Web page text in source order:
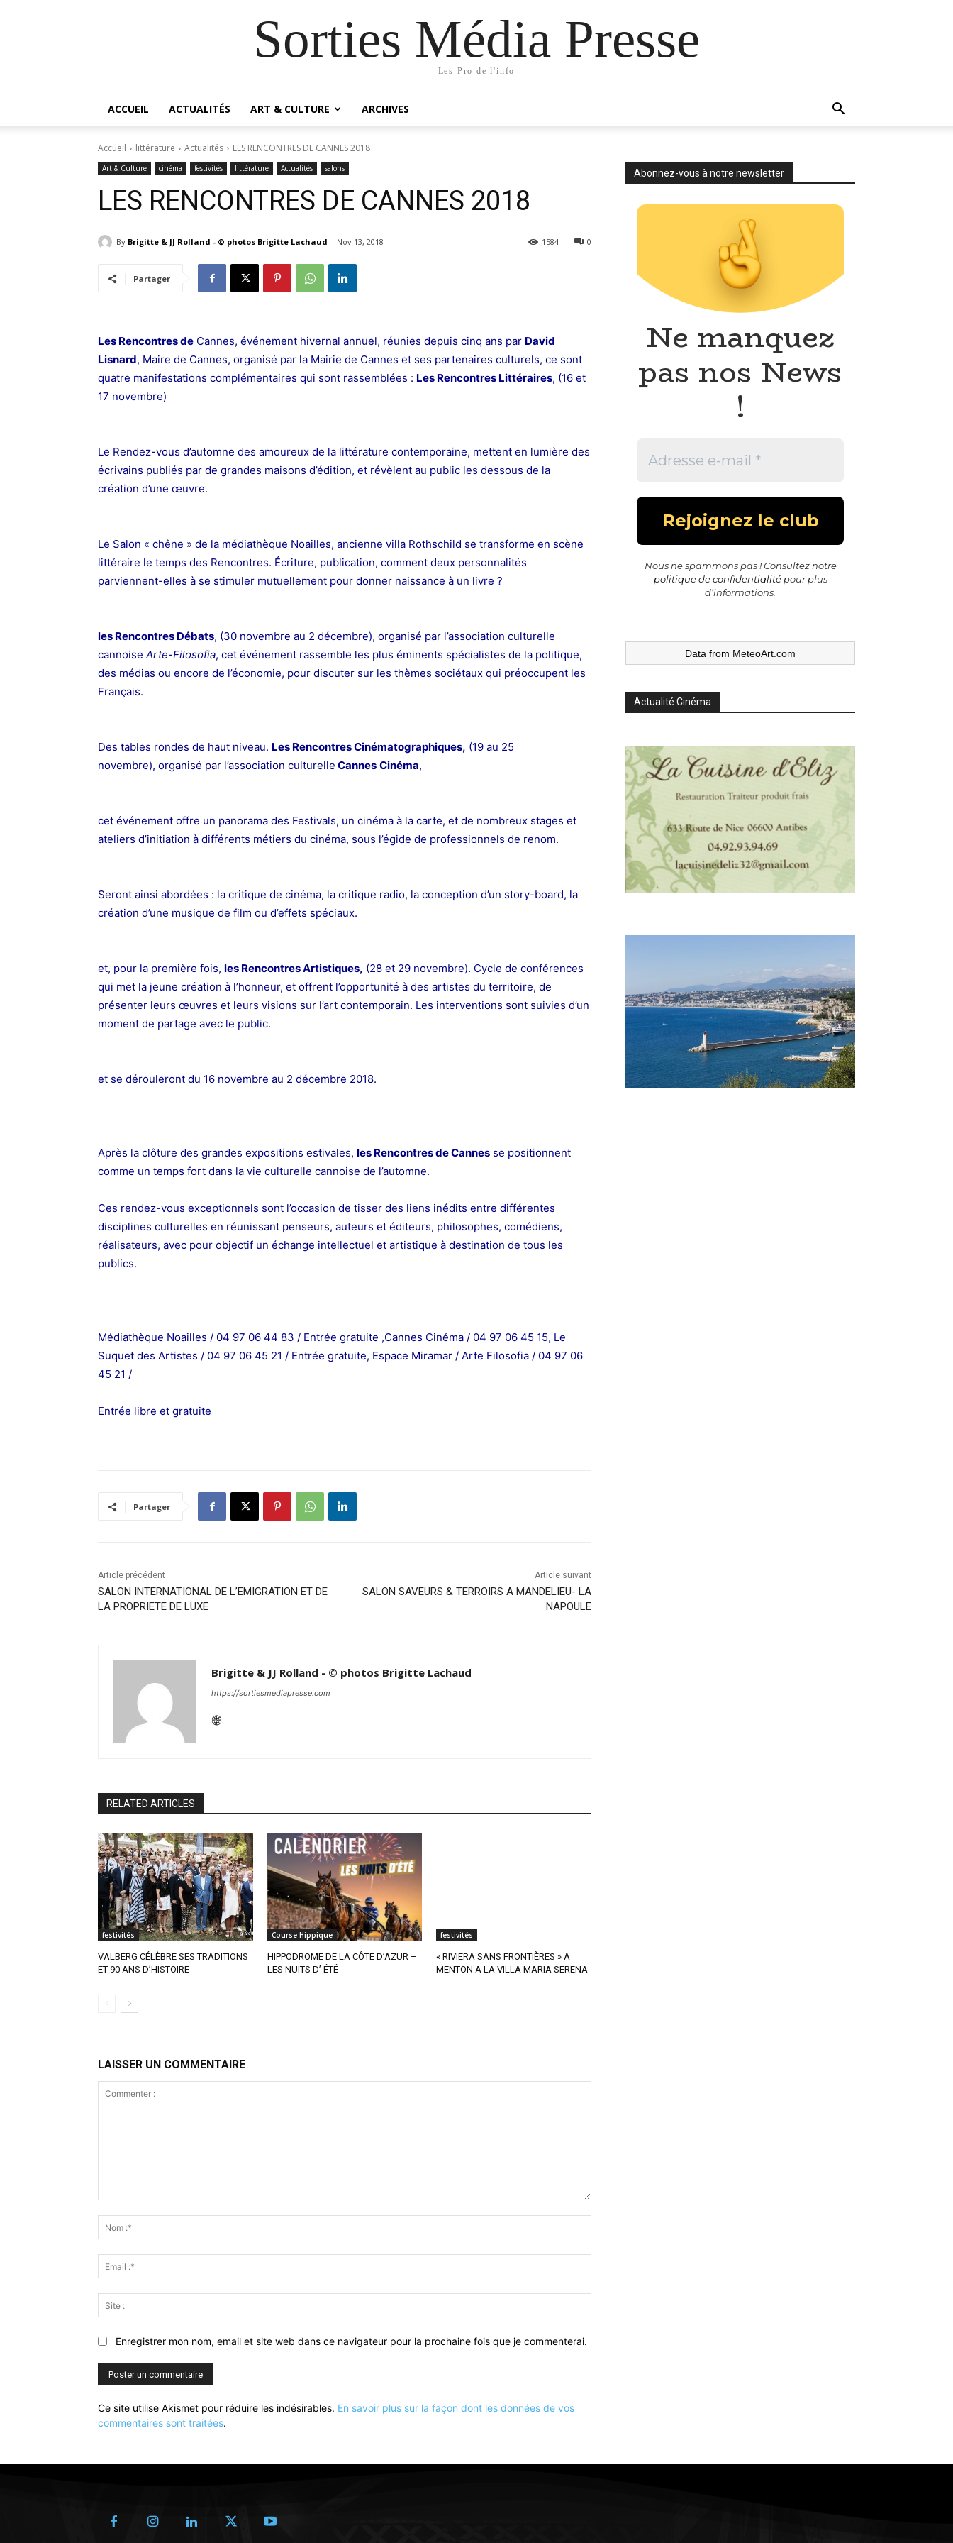
Sorties Média Presse
Les Pro de l'info
ACCUEIL ACTUALITÉS ART & CULTURE ARCHIVES
Accueil littérature Actualités LES RENCONTRES DE CANNES 2018
Art & Culture cinéma festivités littérature Actualités salons
LES RENCONTRES DE CANNES 2018
By Brigitte & JJ Rolland - © photos Brigitte Lachaud Nov 13, 2018 0
1584
Partager
Les Rencontres de Cannes, événement hivernal annuel, réunies depuis cinq ans par David
Lisnard, Maire de Cannes, organisé par la Mairie de Cannes et ses partenaires culturels, ce sont
quatre manifestations complémentaires qui sont rassemblées : Les Rencontres Littéraires, (16 et
17 novembre)
Le Rendez-vous d’automne des amoureux de la littérature contemporaine, mettent en lumière des
écrivains publiés par de grandes maisons d’édition, et révèlent au public les dessous de la
création d’une œuvre.
Le Salon « chêne » de la médiathèque Noailles, ancienne villa Rothschild se transforme en scène
littéraire le temps des Rencontres. Écriture, publication, comment deux personnalités
parviennent-elles à se stimuler mutuellement pour donner naissance à un livre ?
les Rencontres Débats, (30 novembre au 2 décembre), organisé par l’association culturelle
cannoise Arte-Filosofia, cet événement rassemble les plus éminents spécialistes de la politique,
des médias ou encore de l’économie, pour discuter sur les thèmes sociétaux qui préoccupent les
Français.
Des tables rondes de haut niveau. Les Rencontres Cinématographiques, (19 au 25
novembre), organisé par l’association culturelle Cannes Cinéma,
cet événement offre un panorama des Festivals, un cinéma à la carte, et de nombreux stages et
ateliers d’initiation à différents métiers du cinéma, sous l’égide de professionnels de renom.
Seront ainsi abordées : la critique de cinéma, la critique radio, la conception d’un story-board, la
création d’une musique de film ou d’effets spéciaux.
et, pour la première fois, les Rencontres Artistiques, (28 et 29 novembre). Cycle de conférences
qui met la jeune création à l’honneur, et offrent l’opportunité à des artistes du territoire, de
présenter leurs œuvres et leurs visions sur l’art contemporain. Les interventions sont suivies d’un
moment de partage avec le public.
et se dérouleront du 16 novembre au 2 décembre 2018.
Après la clôture des grandes expositions estivales, les Rencontres de Cannes se positionnent
comme un temps fort dans la vie culturelle cannoise de l’automne.
Ces rendez-vous exceptionnels sont l’occasion de tisser des liens inédits entre différentes
disciplines culturelles en réunissant penseurs, auteurs et éditeurs, philosophes, comédiens,
réalisateurs, avec pour objectif un échange intellectuel et artistique à destination de tous les
publics.
Médiathèque Noailles / 04 97 06 44 83 / Entrée gratuite ,Cannes Cinéma / 04 97 06 45 15, Le
Suquet des Artistes / 04 97 06 45 21 / Entrée gratuite, Espace Miramar / Arte Filosofia / 04 97 06
45 21 /
Entrée libre et gratuite
Partager
Article précédent
SALON INTERNATIONAL DE L’EMIGRATION ET DE
LA PROPRIETE DE LUXE
Article suivant
SALON SAVEURS & TERROIRS A MANDELIEU- LA
NAPOULE
Brigitte & JJ Rolland - © photos Brigitte Lachaud
https://sortiesmediapresse.com
RELATED ARTICLES
festivités
VALBERG CÉLÈBRE SES TRADITIONS
ET 90 ANS D’HISTOIRE
Course Hippique
HIPPODROME DE LA CÔTE D’AZUR –
LES NUITS D’ ÉTÉ
festivités
« RIVIERA SANS FRONTIÈRES » A
MENTON A LA VILLA MARIA SERENA
LAISSER UN COMMENTAIRE
:*
:*
:
Enregistrer mon nom, email et site web dans ce navigateur pour la prochaine fois que je commenterai.
Ce site utilise Akismet pour réduire les indésirables. En savoir plus sur la façon dont les données de vos
commentaires sont traitées.
Abonnez-vous à notre newsletter
Ne manquez
pas nos News
!
Nous ne spammons pas ! Consultez notre
politique de confidentialitépour plus
d’informations.
Data from MeteoArt.com
Actualité Cinéma